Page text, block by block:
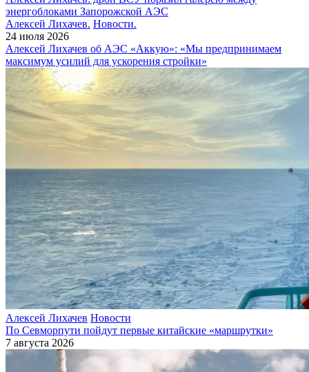
энергоблоками Запорожской АЭС
Алексей Лихачев. Новости.
24 июля 2026
Алексей Лихачев об АЭС «Аккую»: «Мы предпринимаем
максимум усилий для ускорения стройки»
Алексей Лихачев Новости
По Севморпути пойдут первые китайские «маршрутки»
7 августа 2026